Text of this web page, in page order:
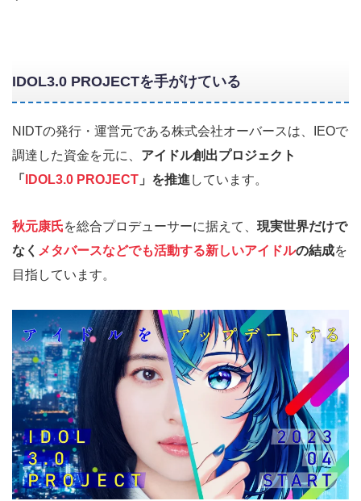
IDOL3.0 PROJECTを手がけている
NIDTの発行・運営元である株式会社オーバースは、IEOで
調達した資金を元に、 アイドル創出プロジェクト
「
IDOL3.0 PROJECT 」を推進 しています。
秋元康氏を総合プロデューサーに据えて、 現実世界だけで
なく メタバースなどでも活動する新しいアイドルの結成を
目指しています。